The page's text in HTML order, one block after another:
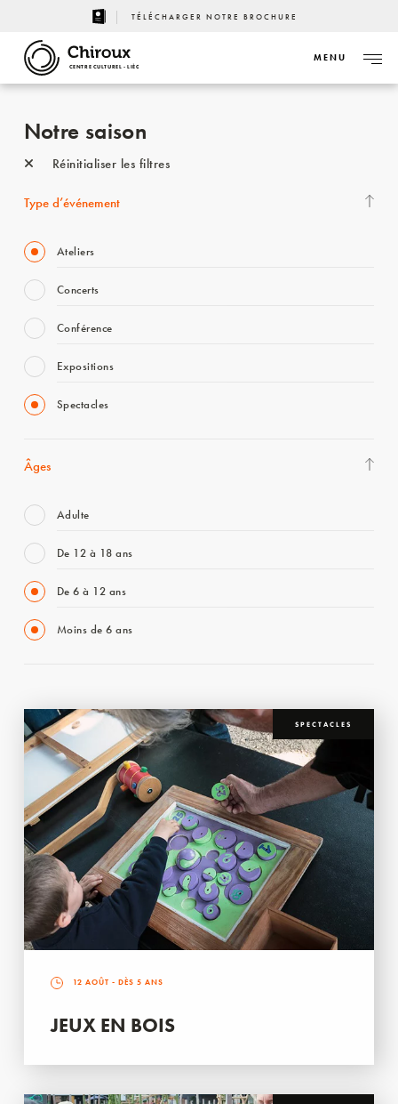
TÉLÉCHARGER NOTRE BROCHURE
CENTRE CULTUREL - LIÈGE
MENU
Notre saison
Réinitialiser les filtres
Type d’événement
Ateliers
Concerts
Conférence
Expositions
Spectacles
Âges
Adulte
De 12 à 18 ans
De 6 à 12 ans
Moins de 6 ans
SPECTACLES
12 AOÛT - DÈS 5 ANS
JEUX EN BOIS